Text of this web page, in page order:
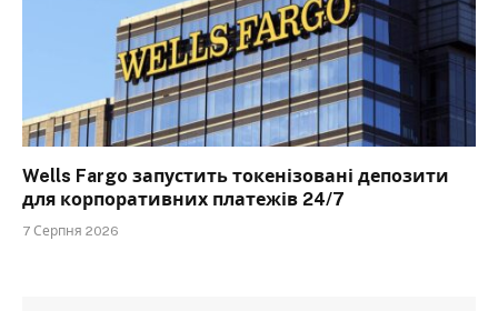
Wells Fargo запустить токенізовані депозити
для корпоративних платежів 24/7
7 Серпня 2026